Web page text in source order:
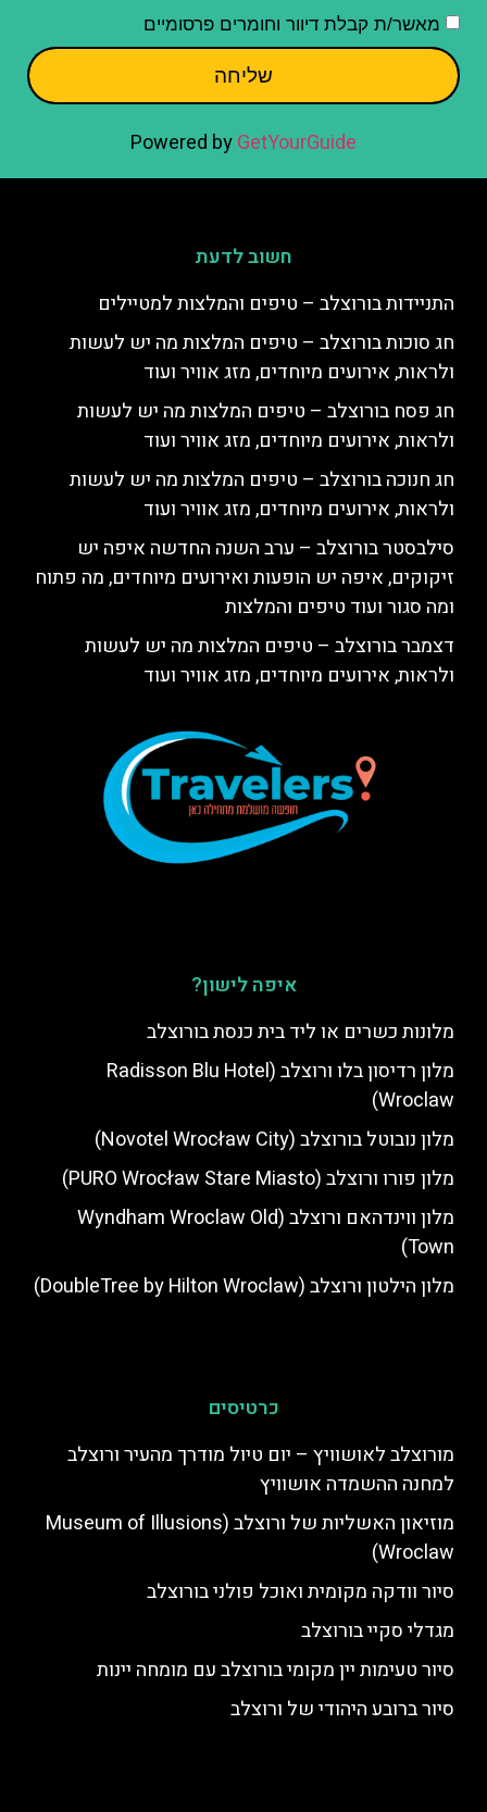
מאשר/ת קבלת דיוור וחומרים פרסומיים
שליחה
Powered byGetYourGuide
חשוב לדעת
התניידות בורוצלב – טיפים והמלצות למטיילים
חג סוכות בורוצלב – טיפים המלצות מה יש לעשות
ולראות, אירועים מיוחדים, מזג אוויר ועוד
חג פסח בורוצלב – טיפים המלצות מה יש לעשות
ולראות, אירועים מיוחדים, מזג אוויר ועוד
חג חנוכה בורוצלב – טיפים המלצות מה יש לעשות
ולראות, אירועים מיוחדים, מזג אוויר ועוד
סילבסטר בורוצלב – ערב השנה החדשה איפה יש
זיקוקים, איפה יש הופעות ואירועים מיוחדים, מה פתוח
ומה סגור ועוד טיפים והמלצות
דצמבר בורוצלב – טיפים המלצות מה יש לעשות
ולראות, אירועים מיוחדים, מזג אוויר ועוד
איפה לישון?
מלונות כשרים או ליד בית כנסת בורוצלב
מלון רדיסון בלו ורוצלב (Radisson Blu Hotel
Wroclaw)
מלון נובוטל בורוצלב (Novotel Wrocław City)
מלון פורו ורוצלב (PURO Wrocław Stare Miasto)
מלון ווינדהאם ורוצלב (Wyndham Wroclaw Old
Town)
מלון הילטון ורוצלב (DoubleTree by Hilton Wroclaw)
כרטיסים
מורוצלב לאושוויץ – יום טיול מודרך מהעיר ורוצלב
למחנה ההשמדה אושוויץ
מוזיאון האשליות של ורוצלב (Museum of Illusions
Wroclaw)
סיור וודקה מקומית ואוכל פולני בורוצלב
מגדלי סקיי בורוצלב
סיור טעימות יין מקומי בורוצלב עם מומחה יינות
סיור ברובע היהודי של ורוצלב